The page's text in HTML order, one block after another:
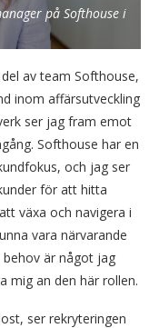
på Softhouse i
av team Softhouse,
inom affärsutveckling
ser jag fram emot
Softhouse har en
och jag ser
för att hitta
växa och navigera i
vara närvarande
är något jag
mig an den här rollen.
ser rekryteringen